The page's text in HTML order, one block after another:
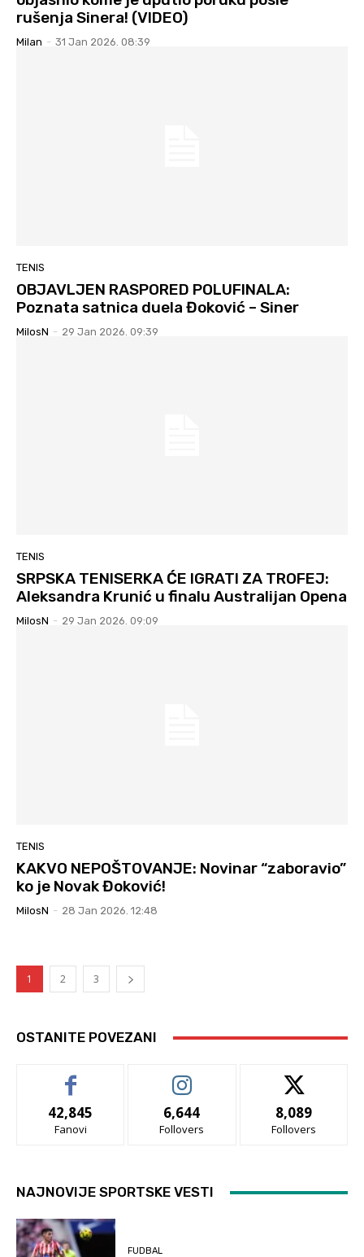
rušenja Sinera! (VIDEO)
Milan - 31 Jan 2026. 08:39
TENIS
OBJAVLJEN RASPORED POLUFINALA:
Poznata satnica duela Đoković – Siner
MilosN - 29 Jan 2026. 09:39
TENIS
SRPSKA TENISERKA ĆE IGRATI ZA TROFEJ:
Aleksandra Krunić u finalu Australijan Opena
MilosN - 29 Jan 2026. 09:09
TENIS
KAKVO NEPOŠTOVANJE: Novinar “zaboravio”
ko je Novak Đoković!
MilosN - 28 Jan 2026. 12:48
1 2 3
OSTANITE POVEZANI
42,845
Fanovi
6,644
Follovers
8,089
Follovers
NAJNOVIJE SPORTSKE VESTI
FUDBAL